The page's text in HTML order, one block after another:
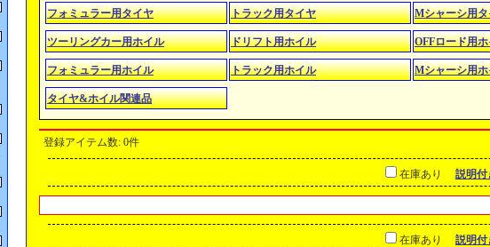
フォミュラー用タイヤ トラック用タイヤ Mシャーシ用
ツーリングカー用ホイル ドリフト用ホイル OFFロード用
フォミュラー用ホイル トラック用ホイル Mシャーシ用
タイヤ&ホイル関連品
登録アイテム数: 0件
在庫あり 説明付
在庫あり 説明付